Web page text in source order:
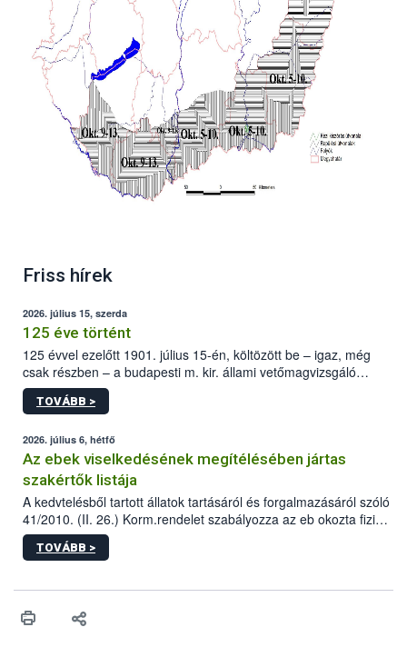
Friss hírek
2026. július 15, szerda
125 éve történt
125 évvel ezelőtt 1901. július 15-én, költözött be – igaz, még
csak részben – a budapesti m. kir. állami vetőmagvizsgáló
állomás a Kis Rókus utca 15. szám alatti, Czigler Győző által
tervezett új épületébe.
TOVÁBB >
2026. július 6, hétfő
Az ebek viselkedésének megítélésében jártas
szakértők listája
A kedvtelésből tartott állatok tartásáról és forgalmazásáról szóló
41/2010. (II. 26.) Korm.rendelet szabályozza az eb okozta fizikai
sérülés, illetve ennek veszélye keletkezésekor felmerülő
hatósági feladatokat, valamint a veszélyes eb tartását és annak
vonni az ebek viselkedésének megítélésében jártas szakértőt.
TOVÁBB >